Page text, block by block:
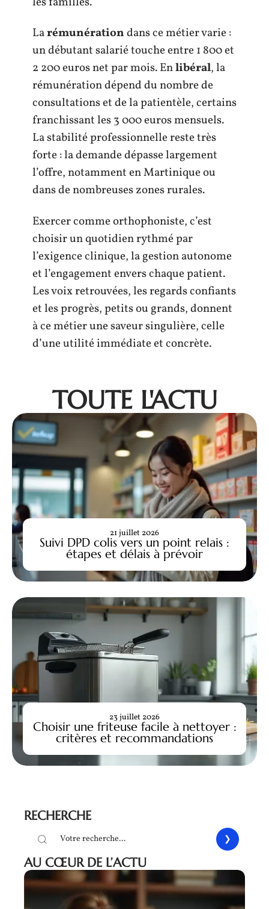
Larémunérationdans ce métier varie :
un débutant salarié touche entre 1 800 et
2 200 euros net par mois. Enlibéral, la
rémunération dépend du nombre de
consultations et de la patientèle, certains
franchissant les 3 000 euros mensuels.
La stabilité professionnelle reste très
forte : la demande dépasse largement
l’offre, notamment en Martinique ou
dans de nombreuses zones rurales.
Exercer comme orthophoniste, c’est
choisir un quotidien rythmé par
l’exigence clinique, la gestion autonome
et l’engagement envers chaque patient.
Les voix retrouvées, les regards confiants
et les progrès, petits ou grands, donnent
à ce métier une saveur singulière, celle
d’une utilité immédiate et concrète.
TOUTE L'ACTU
Suivi DPD colis vers un point relais :
étapes et délais à prévoir
21 juillet 2026
Choisir une friteuse facile à nettoyer :
critères et recommandations
23 juillet 2026
RECHERCHE
AU CŒUR DE L’ACTU